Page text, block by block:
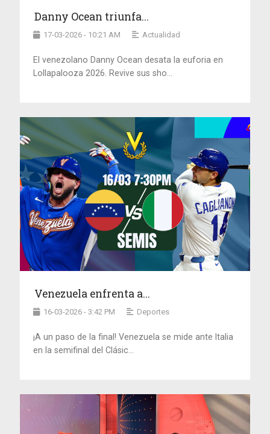
Danny Ocean triunfa...
17-03-2026 - 10:21 AM Actualidad
El venezolano Danny Ocean desata la euforia en
Lollapalooza 2026. Revive sus sho...
Venezuela enfrenta a...
16-03-2026 - 3:42 PM Deportes
¡A un paso de la final! Venezuela se mide ante Italia
en la semifinal del Clásic...